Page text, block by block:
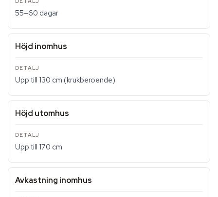
55–60 dagar
Höjd inomhus
Upp till 130 cm (krukberoende)
Höjd utomhus
Upp till 170 cm
Avkastning inomhus